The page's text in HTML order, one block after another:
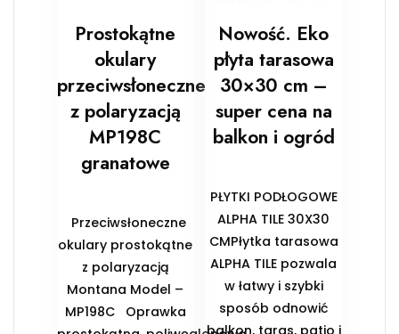
Prostokątne
okulary
przeciwsłoneczne
z polaryzacją
MP198C
granatowe
Przeciwsłoneczne
okulary prostokątne
z polaryzacją
Montana Model –
MP198C Oprawka
Nowość. Eko
płyta tarasowa
30×30 cm –
super cena na
balkon i ogród
PŁYTKI PODŁOGOWE
ALPHA TILE 30X30
CMPłytka tarasowa
ALPHA TILE pozwala
w łatwy i szybki
sposób odnowić
balkon, taras, patio i